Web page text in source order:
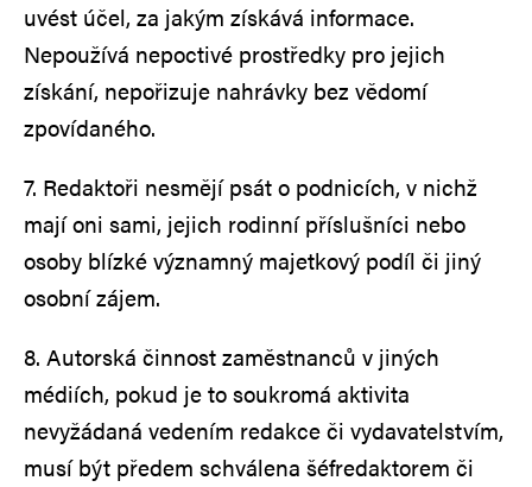
uvést účel, za jakým získává informace.
Nepoužívá nepoctivé prostředky pro jejich
získání, nepořizuje nahrávky bez vědomí
zpovídaného.
7. Redaktoři nesmějí psát o podnicích, v nichž
mají oni sami, jejich rodinní příslušníci nebo
osoby blízké významný majetkový podíl či jiný
osobní zájem.
8. Autorská činnost zaměstnanců v jiných
médiích, pokud je to soukromá aktivita
nevyžádaná vedením redakce či vydavatelstvím,
musí být předem schválena šéfredaktorem či